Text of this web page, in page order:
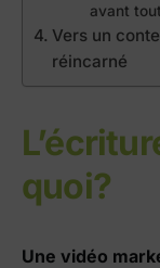
avant tout
Vers un
réincarné
quoi?
Une vidéo